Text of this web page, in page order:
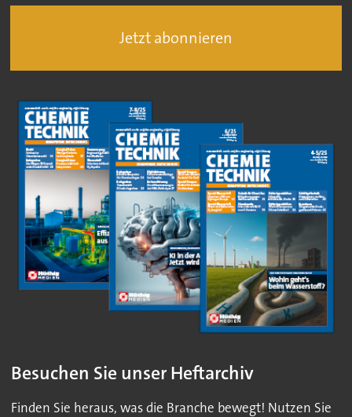
Jetzt abonnieren
Besuchen Sie unser Heftarchiv
Finden Sie heraus, was die Branche bewegt! Nutzen Sie